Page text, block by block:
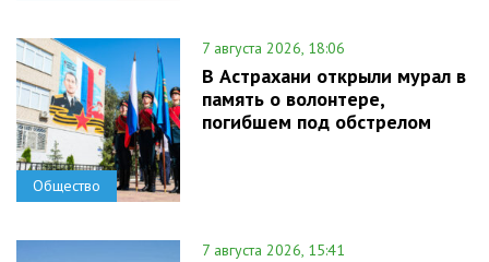
Общество
7 августа 2026, 18:06
В Астрахани открыли мурал в
память о волонтере,
погибшем под обстрелом
7 августа 2026, 15:41